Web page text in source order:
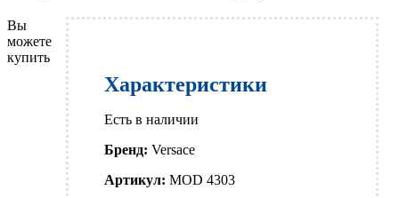
Характеристики
Есть в наличии
Бренд: Versace
Артикул: MOD 4303
Вы
можете
купить